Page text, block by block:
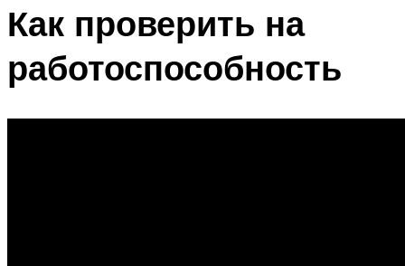
Как проверить на
работоспособность